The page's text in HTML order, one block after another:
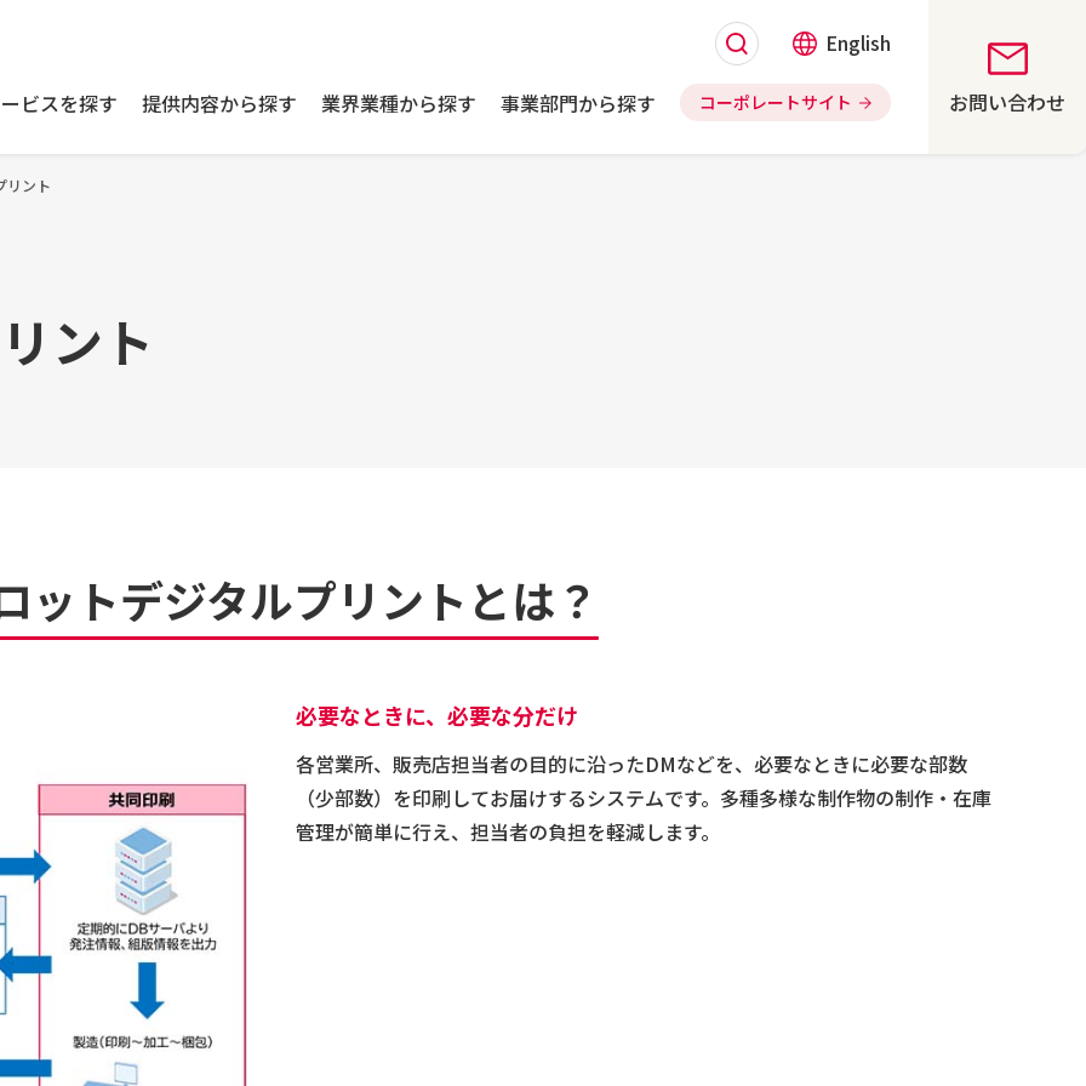
English
ビスを探す 提供内容から探す 業界業種から探す 事業部門から探す コーポレートサイト お問い合わせ
リント
ント
ットデジタルプリントとは？
必要なときに、必要な分だけ
各営業所、販売店担当者の目的に沿ったDMなどを、必要なときに必要な部数
（少部数）を印刷してお届けするシステムです。多種多様な制作物の制作・在庫
管理が簡単に行え、担当者の負担を軽減します。